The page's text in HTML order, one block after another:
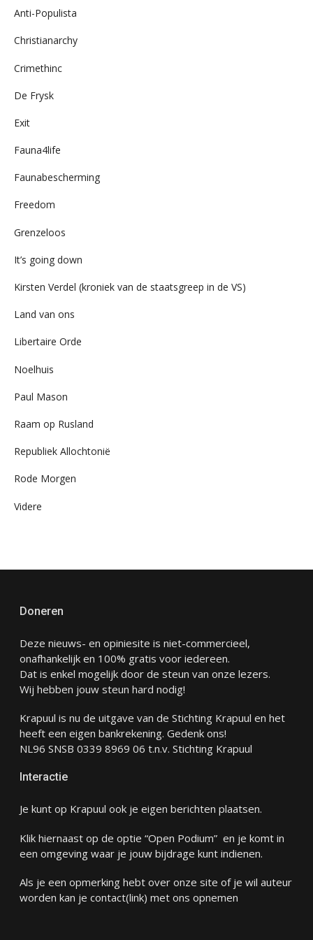
Anti-Populista
Christianarchy
Crimethinc
De Frysk
Exit
Fauna4life
Faunabescherming
Freedom
Grenzeloos
It’s going down
Kirsten Verdel (kroniek van de staatsgreep in de VS)
Land van ons
Libertaire Orde
Noelhuis
Paul Mason
Raam op Rusland
Republiek Allochtonië
Rode Morgen
Videre
Doneren
Deze nieuws- en opiniesite is niet-commercieel,
onafhankelijk en 100% gratis voor iedereen.
Dat is enkel mogelijk door de steun van onze lezers.
Wij hebben jouw steun hard nodig!
Krapuul is nu de uitgave van de Stichting Krapuul en het
heeft een eigen bankrekening. Gedenk ons!
NL96 SNSB 0339 8969 06 t.n.v. Stichting Krapuul
Interactie
Je kunt op Krapuul ook je eigen berichten plaatsen.
Klik hiernaast op de optie “Open Podium” en je komt in
een omgeving waar je jouw bijdrage kunt indienen.
Als je een opmerking hebt over onze site of je wil auteur
worden kan je contact(link) met ons opnemen